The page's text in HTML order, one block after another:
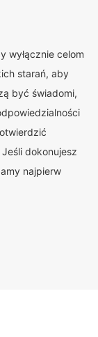
wyłącznie celom
starań, aby
być świadomi,
dokonujesz
najpierw